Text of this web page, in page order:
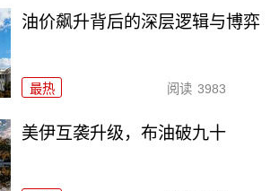
油价飙升背后的深层逻辑与博弈
最热 阅读 3983
美伊互袭升级，布油破九十